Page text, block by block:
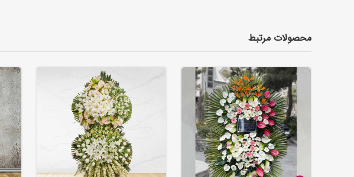
محصولات مرتبط